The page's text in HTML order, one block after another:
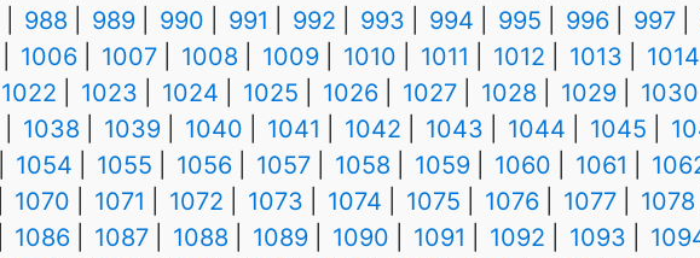
988
989 990 991 992 993 994 995 996 997
1006
1007 1008 1009 1010 1011 1012 1013 1014
1022
1023 1024 1025 1026 1027 1028 1029 1030
1038
1039 1040 1041 1042 1043 1044 1045
1054
1055 1056 1057 1058 1059 1060 1061
1070
1071 1072 1073 1074 1075 1076 1077 1078
1086
1087 1088 1089 1090 1091 1092 1093